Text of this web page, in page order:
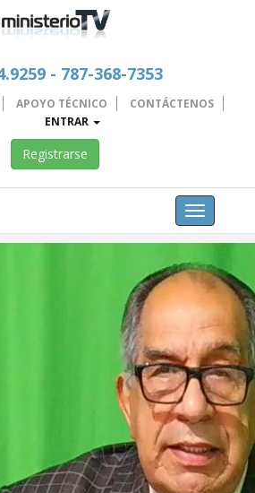
- 787-368-7353
APOYO TÉCNICO
CONTÁCTENOS
ENTRAR
Registrarse
Toggle
navigation